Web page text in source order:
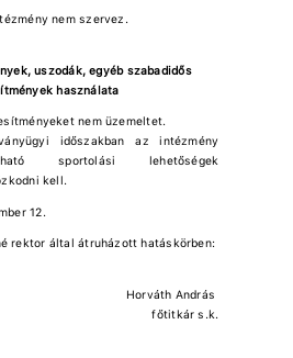
nem szervez.
uszodák, egyéb szabadidős
használata
nem üzemeltet.
időszakban az intézmény
sportolási lehetőségek
kell.
12.
rektor által átruházott hatáskörben:
Horváth András
főtitkár s.k.